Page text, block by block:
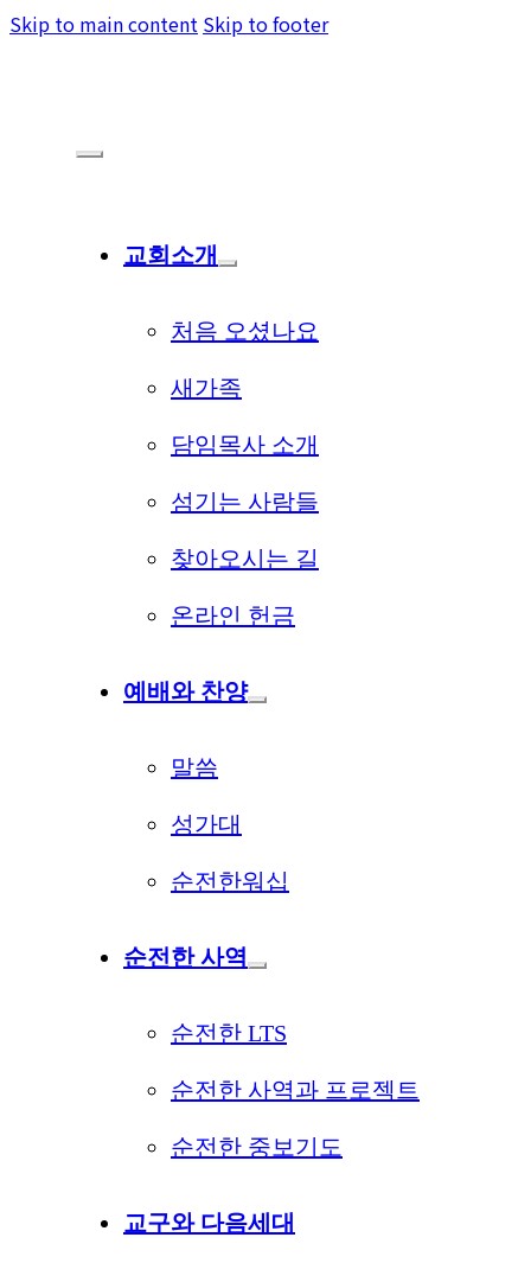
Skip to main content Skip to footer
교회소개
처음 오셨나요
새가족
담임목사 소개
섬기는 사람들
찾아오시는 길
온라인 헌금
예배와 찬양
말씀
성가대
순전한워십
순전한 사역
순전한 LTS
순전한 사역과 프로젝트
순전한 중보기도
교구와 다음세대